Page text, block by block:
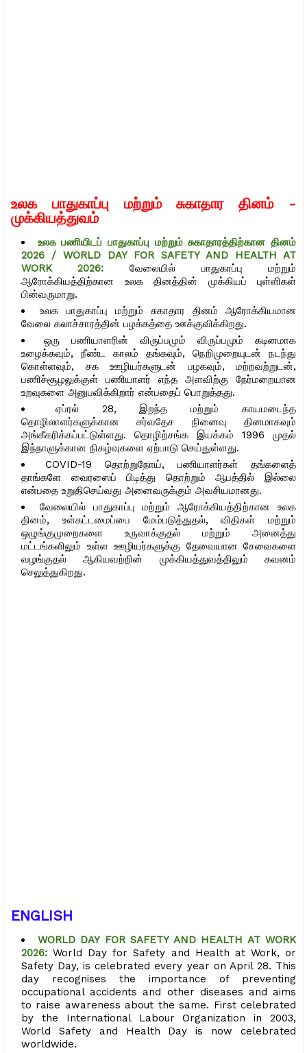
உலக பாதுகாப்பு மற்றும் சுகாதார தினம் -
முக்கியத்துவம்
உலக பணியிடப் பாதுகாப்பு மற்றும் சுகாதாரத்திற்கான தினம்
2026 / WORLD DAY FOR SAFETY AND HEALTH AT
WORK 2026: வேலையில் பாதுகாப்பு மற்றும்
ஆரோக்கியத்திற்கான உலக தினத்தின் முக்கியப் புள்ளிகள்
பின்வருமாறு.
உலக பாதுகாப்பு மற்றும் சுகாதார தினம் ஆரோக்கியமான
வேலை கலாச்சாரத்தின் பழக்கத்தை ஊக்குவிக்கிறது.
ஒரு பணியாளரின் விருப்பமும் விருப்பமும் கடினமாக
உழைக்கவும், நீண்ட காலம் தங்கவும், நெறிமுறையுடன் நடந்து
கொள்ளவும், சக ஊழியர்களுடன் பழகவும், மற்றவற்றுடன்,
பணிச்சூழலுக்குள் பணியாளர் எந்த அளவிற்கு நேர்மறையான
உறவுகளை அனுபவிக்கிறார் என்பதைப் பொறுத்தது.
ஏப்ரல் 28, இறந்த மற்றும் காயமடைந்த
தொழிலாளர்களுக்கான சர்வதேச நினைவு தினமாகவும்
அங்கீகரிக்கப்பட்டுள்ளது. தொழிற்சங்க இயக்கம் 1996 முதல்
இந்நாளுக்கான நிகழ்வுகளை ஏற்பாடு செய்துள்ளது.
COVID-19 தொற்றுநோய், பணியாளர்கள் தங்களைத்
தாங்களே வைரஸைப் பிடித்து தொற்றும் ஆபத்தில் இல்லை
என்பதை உறுதிசெய்வது அனைவருக்கும் அவசியமானது.
வேலையில் பாதுகாப்பு மற்றும் ஆரோக்கியத்திற்கான உலக
தினம், உள்கட்டமைப்பை மேம்படுத்துதல், விதிகள் மற்றும்
ஒழுங்குமுறைகளை உருவாக்குதல் மற்றும் அனைத்து
மட்டங்களிலும் உள்ள ஊழியர்களுக்கு தேவையான சேவைகளை
வழங்குதல் ஆகியவற்றின் முக்கியத்துவத்திலும் கவனம்
செலுத்துகிறது.
ENGLISH
WORLD DAY FOR SAFETY AND HEALTH AT WORK
2026: World Day for Safety and Health at Work, or
Safety Day, is celebrated every year on April 28. This
day recognises the importance of preventing
occupational accidents and other diseases and aims
to raise awareness about the same. First celebrated
by the International Labour Organization in 2003,
World Safety and Health Day is now celebrated
worldwide.